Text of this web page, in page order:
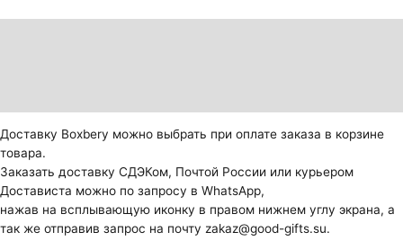
Доставку Boxbery можно выбрать при оплате заказа в корзине
товара.
Заказать доставку СДЭКом, Почтой России или курьером
Достависта можно по запросу в WhatsApp,
нажав на всплывающую иконку в правом нижнем углу экрана, а
так же отправив запрос на почту zakaz@good-gifts.su.